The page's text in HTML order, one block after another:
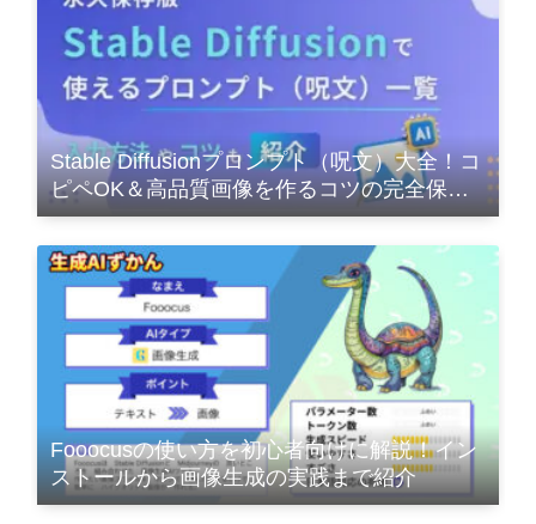
Stable Diffusionプロンプト（呪文）大全！コ
ピペOK＆高品質画像を作るコツの完全保存
版
Fooocusの使い方を初心者向けに解説！イン
ストールから画像生成の実践まで紹介